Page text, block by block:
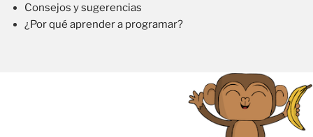
Consejos y sugerencias
¿Por qué aprender a programar?